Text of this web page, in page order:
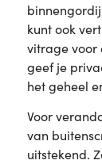
kunt ook
vitrage voor
geef je
het geheel
Voor
van
uitstekend.